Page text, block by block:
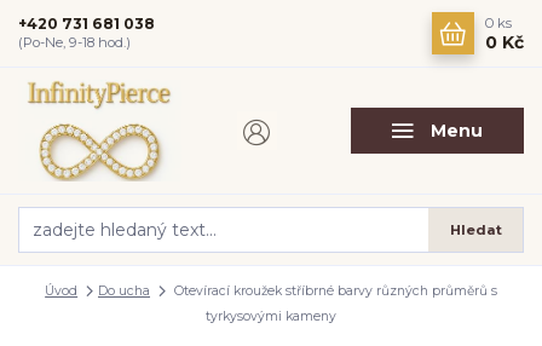
Menu
Hledat
+420 731 681 038
(Po-Ne, 9-18 hod.)
0 ks
0 Kč
Úvod Do ucha
Otevírací kroužek stříbrné barvy různých průměrů s
tyrkysovými kameny